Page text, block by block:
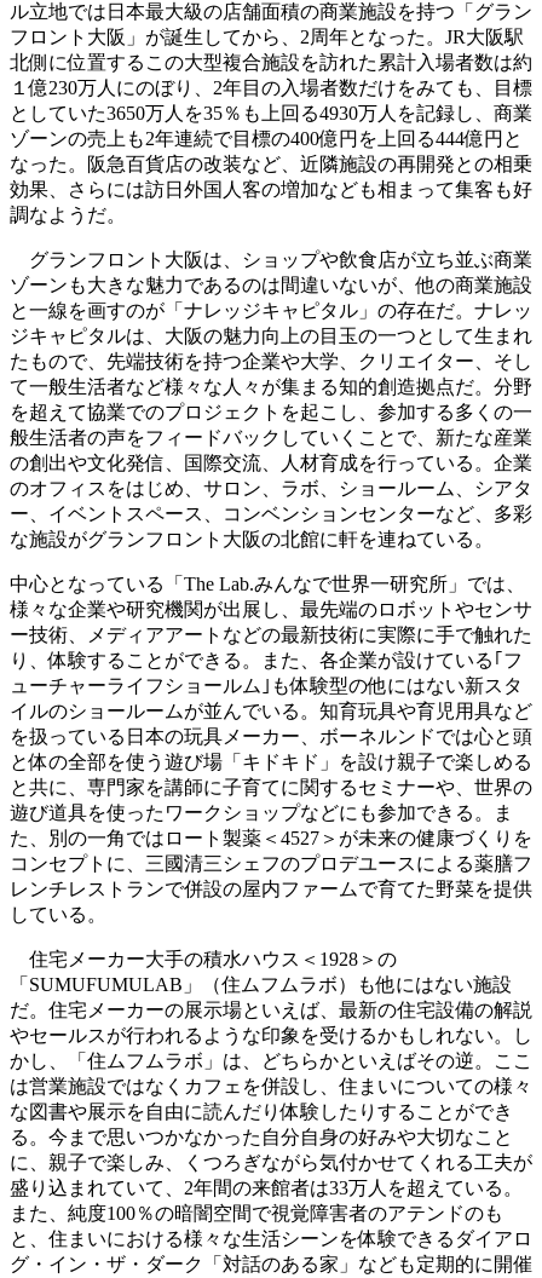
ル立地では日本最大級の店舗面積の商業施設を持つ「グラン
フロント大阪」が誕生してから、2周年となった。JR大阪駅
北側に位置するこの大型複合施設を訪れた累計入場者数は約
１億230万人にのぼり、2年目の入場者数だけをみても、目標
としていた3650万人を35％も上回る4930万人を記録し、商業
ゾーンの売上も2年連続で目標の400億円を上回る444億円と
なった。阪急百貨店の改装など、近隣施設の再開発との相乗
効果、さらには訪日外国人客の増加なども相まって集客も好
調なようだ。
グランフロント大阪は、ショップや飲食店が立ち並ぶ商業
ゾーンも大きな魅力であるのは間違いないが、他の商業施設
と一線を画すのが「ナレッジキャピタル」の存在だ。ナレッ
ジキャピタルは、大阪の魅力向上の目玉の一つとして生まれ
たもので、先端技術を持つ企業や大学、クリエイター、そし
て一般生活者など様々な人々が集まる知的創造拠点だ。分野
を超えて協業でのプロジェクトを起こし、参加する多くの一
般生活者の声をフィードバックしていくことで、新たな産業
の創出や文化発信、国際交流、人材育成を行っている。企業
のオフィスをはじめ、サロン、ラボ、ショールーム、シアタ
ー、イベントスペース、コンベンションセンターなど、多彩
な施設がグランフロント大阪の北館に軒を連ねている。
中心となっている「The Lab.みんなで世界一研究所」では、
様々な企業や研究機関が出展し、最先端のロボットやセンサ
ー技術、メディアアートなどの最新技術に実際に手で触れた
り、体験することができる。また、各企業が設けている｢フ
ューチャーライフショールム｣も体験型の他にはない新スタ
イルのショールームが並んでいる。知育玩具や育児用具など
を扱っている日本の玩具メーカー、ボーネルンドでは心と頭
と体の全部を使う遊び場「キドキド」を設け親子で楽しめる
と共に、専門家を講師に子育てに関するセミナーや、世界の
遊び道具を使ったワークショップなどにも参加できる。ま
た、別の一角ではロート製薬＜4527＞が未来の健康づくりを
コンセプトに、三國清三シェフのプロデユースによる薬膳フ
レンチレストランで併設の屋内ファームで育てた野菜を提供
している。
住宅メーカー大手の積水ハウス＜1928＞の
「SUMUFUMULAB」（住ムフムラボ）も他にはない施設
だ。住宅メーカーの展示場といえば、最新の住宅設備の解説
やセールスが行われるような印象を受けるかもしれない。し
かし、「住ムフムラボ」は、どちらかといえばその逆。ここ
は営業施設ではなくカフェを併設し、住まいについての様々
な図書や展示を自由に読んだり体験したりすることができ
る。今まで思いつかなかった自分自身の好みや大切なこと
に、親子で楽しみ、くつろぎながら気付かせてくれる工夫が
盛り込まれていて、2年間の来館者は33万人を超えている。
また、純度100％の暗闇空間で視覚障害者のアテンドのも
と、住まいにおける様々な生活シーンを体験できるダイアロ
グ・イン・ザ・ダーク「対話のある家」なども定期的に開催